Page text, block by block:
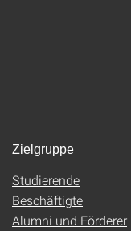
Zielgruppe
Studierende
Beschäftigte
Alumni und Förderer